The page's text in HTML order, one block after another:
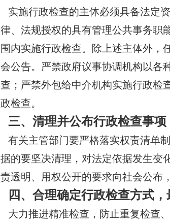
实施行政检查的主体必须具备法定
律、法规授权的具有管理公共事务职
围内实施行政检查。除上述主体外，
会公告。严禁政府议事协调机构以各
查；严禁外包给中介机构实施行政检
政检查。
三、清理并公布行政检查事
有关主管部门要严格落实权责清单
据的要坚决清理，对法定依据发生变
责透明、用权公开的要求向社会公布
四、合理确定行政检查方式
大力推进精准检查，防止重复检查